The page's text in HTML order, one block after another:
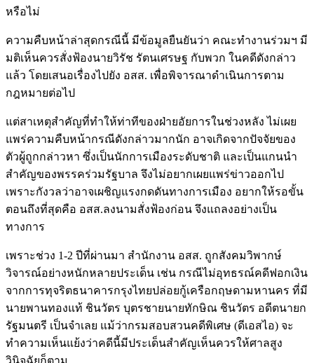
หรือไม่
ความคืบหน้าล่าสุดกรณีนี้ มีข้อมูลยืนยันว่า คณะทำงานร่วมฯ มี
มติเห็นควรสั่งฟ้องนายวิรัช รัตนเศรษฐ กับพวก ในคดีดังกล่าว
แล้ว โดยเสนอเรื่องไปยัง อสส. เพื่อพิจารณาดำเนินการตาม
กฎหมายต่อไป
แต่สาเหตุสำคัญที่ทำให้ท่าทีของฝ่ายอัยการในช่วงหลัง ไม่เผย
แพร่ความคืบหน้ากรณีดังกล่าวมากนัก อาจเกิดจากปัจจัยของ
ตัวผู้ถูกกล่าวหา ซึ่งเป็นนักการเมืองระดับชาติ และเป็นแกนนำ
สำคัญของพรรคร่วมรัฐบาล จึงไม่อยากเผยแพร่ข่าวออกไป
เพราะกังวลว่าอาจเผชิญแรงกดดันทางการเมือง อยากให้รอขั้น
ตอนถึงที่สุดคือ อสส.ลงนามสั่งฟ้องก่อน จึงแถลงอย่างเป็น
ทางการ
เพราะช่วง 1-2 ปีที่ผ่านมา สำนักงาน อสส. ถูกสังคมวิพากษ์
วิจารณ์อย่างหนักหลายประเด็น เช่น กรณีไม่อุทธรณ์คดีฟอกเงิน
จากการทุจริตธนาคารกรุงไทยปล่อยกู้เครือกฤษดามหานคร ที่มี
นายพานทองแท้ ชินวัตร บุตรชายนายทักษิณ ชินวัตร อดีตนายก
รัฐมนตรี เป็นจำเลย แม้ว่ากรมสอบสวนคดีพิเศษ (ดีเอสไอ) จะ
ทำความเห็นแย้งว่าคดีนี้มีประเด็นสำคัญเห็นควรให้ศาลสูง
วินิจฉัยก็ตาม